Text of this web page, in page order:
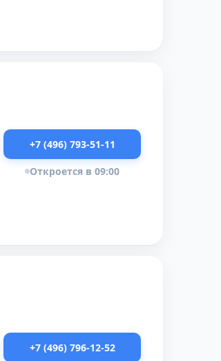
+7 (496) 793-51-11
Откроется в 09:00
+7 (496) 796-12-52